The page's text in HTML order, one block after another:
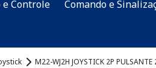
e Controle Comando e
M22-WJ2H JOYSTICK 2P PULSANTE